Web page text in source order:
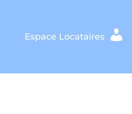
Espace Locataires